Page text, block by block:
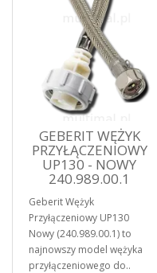
GEBERIT WĘŻYK
PRZYŁĄCZENIOWY
UP130 - NOWY
240.989.00.1
Geberit Wężyk
Przyłączeniowy UP130
Nowy (240.989.00.1) to
najnowszy model wężyka
przyłączeniowego do..